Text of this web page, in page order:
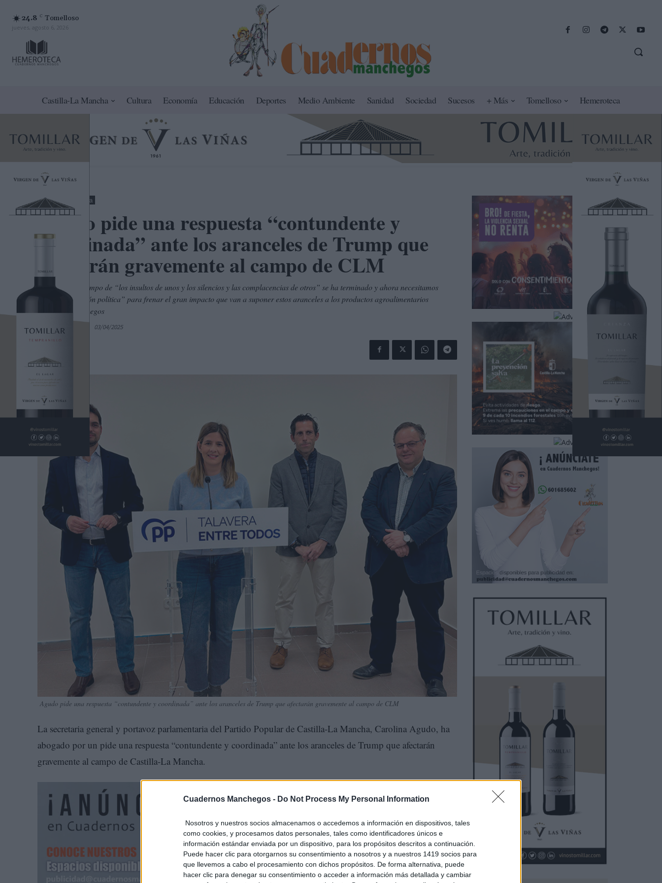
Cuadernos Manchegos - Do Not Process My Personal Information
Nosotros y nuestros socios almacenamos o accedemos a información en dispositivos, tales
como cookies, y procesamos datos personales, tales como identificadores únicos e
información estándar enviada por un dispositivo, para los propósitos descritos a continuación.
Puede hacer clic para otorgarnos su consentimiento a nosotros y a nuestros 1419 socios para
que llevemos a cabo el procesamiento con dichos propósitos. De forma alternativa, puede
hacer clic para denegar su consentimiento o acceder a información más detallada y cambiar
24.8 C Tomelloso
jueves, agosto 6, 2026
Castilla-La Mancha Cultura Economía Educación Deportes Medio Ambiente Sanidad Sociedad Sucesos + Más Tomelloso Hemeroteca
Toledo Política
Agudo pide una respuesta “contundente y
coordinada” ante los aranceles de Trump que
afectarán gravemente al campo de CLM
Afirma que el tiempo de “los insultos de unos y los silencios y las complacencias de otros” se ha terminado y ahora necesitamos
“unidad de acción política” para frenar el gran impacto que van a suponer estos aranceles a los productos agroalimentarios
castellanomanchegos
Por C. Manchegos 03/04/2025
Agudo pide una respuesta “contundente y coordinada” ante los aranceles de Trump que afectarán gravemente al campo de CLM
La secretaria general y portavoz parlamentaria del Partido Popular de Castilla-La Mancha, Carolina Agudo, ha
abogado por un pide una respuesta “contundente y coordinada” ante los aranceles de Trump que afectarán
gravemente al campo de Castilla-La Mancha.